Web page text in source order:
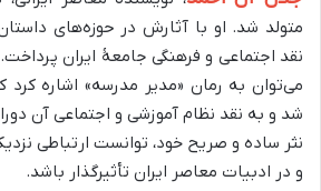
متولد شد. او با آثارش در حوزه‌های
نقد اجتماعی و فرهنگی جامعهٔ ایران
شد و به نقد نظام آموزشی و اجتماعی آن
نثر ساده و صریح خود، توانست ارتباطی
و در ادبیات معاصر ایران تأثیرگذار باشد.